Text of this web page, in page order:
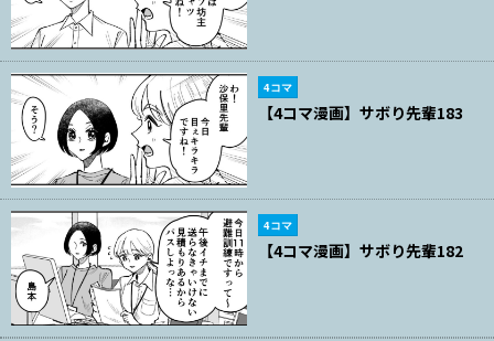
4コマ
【4コマ漫画】サボり先輩183
4コマ
【4コマ漫画】サボり先輩182